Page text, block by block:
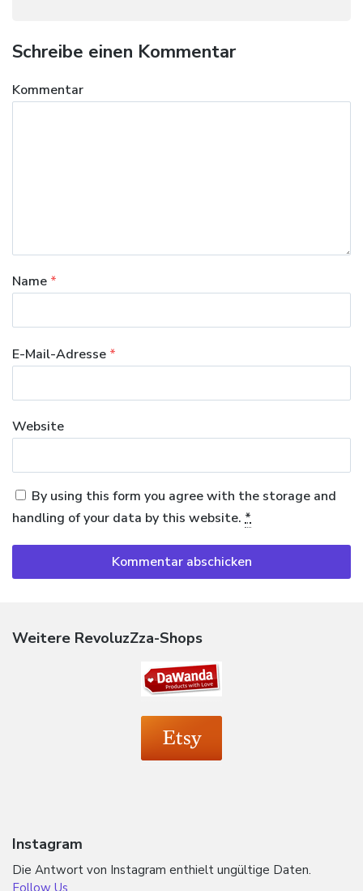
Schreibe einen Kommentar
Kommentar
Name *
E-Mail-Adresse *
Website
By using this form you agree with the storage and
handling of your data by this website. *
Weitere RevoluzZza-Shops
Instagram
Die Antwort von Instagram enthielt ungültige Daten.
Follow Us